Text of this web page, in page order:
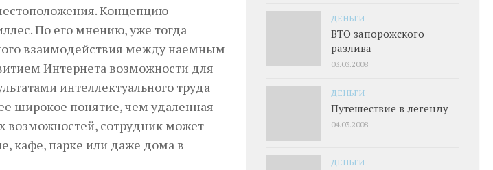
Концепцию
По его мнению, уже тогда
взаимодействия между наемным
Интернета возможности для
интеллектуального труда
широкое понятие, чем удаленная
возможностей, сотрудник может
кафе, парке или даже дома в
ДЕНЬГИ
ВТО запорожского
разлива
03.03.2008
ДЕНЬГИ
Путешествие в легенду
04.03.2008
ДЕНЬГИ